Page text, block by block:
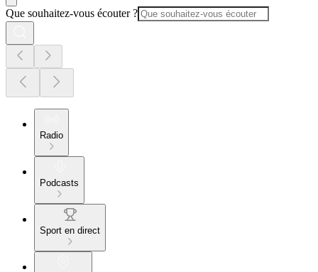
Que souhaitez-vous écouter ?
Radio
Podcasts
Sport en direct